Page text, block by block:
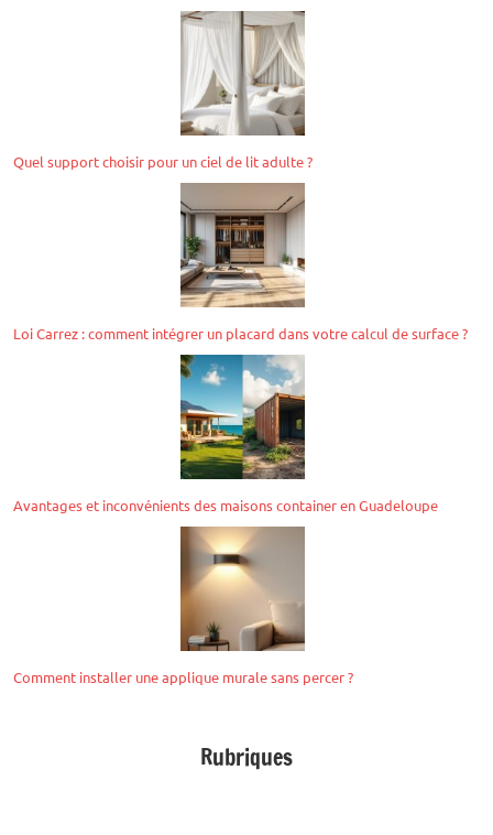
Quel support choisir pour un ciel de lit adulte ?
Loi Carrez : comment intégrer un placard dans votre calcul de surface ?
Avantages et inconvénients des maisons container en Guadeloupe
Comment installer une applique murale sans percer ?
Rubriques